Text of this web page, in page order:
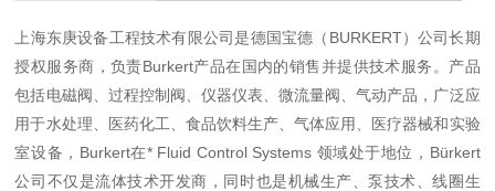
上海东庚设备工程技术有限公司是德国宝德（BURKERT）公司长期
授权服务商，负责Burkert产品在国内的销售并提供技术服务。产品
包括电磁阀、过程控制阀、仪器仪表、微流量阀、气动产品，广泛应
用于水处理、医药化工、食品饮料生产、气体应用、医疗器械和实验
室设备，Burkert在* Fluid Control Systems 领域处于地位，Bürkert
公司不仅是流体技术开发商，同时也是机械生产、泵技术、线圈生